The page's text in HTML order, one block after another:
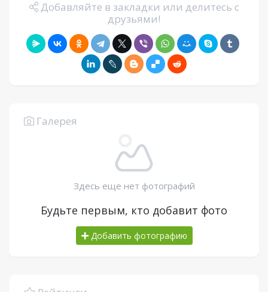
Добавляйте в закладки или делитесь с
друзьями!
Галерея
Здесь еще нет фотографий
Будьте первым, кто добавит фото
Добавить фотографию